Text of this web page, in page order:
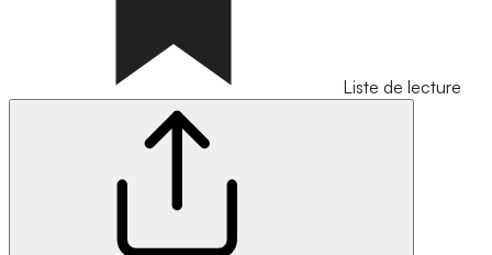
Liste de lecture